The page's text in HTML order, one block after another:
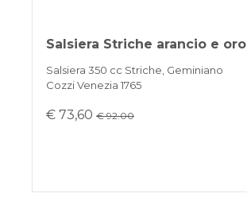
Salsiera Striche arancio e oro
Salsiera 350 cc Striche, Geminiano
Cozzi Venezia 1765
€ 73,60€ 92.00